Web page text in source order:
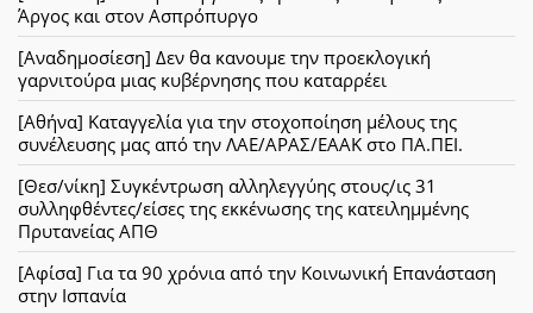
Άργος και στον Ασπρόπυργο
[Αναδημοσίεση] Δεν θα κανουμε την προεκλογική
γαρνιτούρα μιας κυβέρνησης που καταρρέει
[Αθήνα] Καταγγελία για την στοχοποίηση μέλους της
συνέλευσης μας από την ΛΑΕ/ΑΡΑΣ/ΕΑΑΚ στο ΠΑ.ΠΕΙ.
[Θεσ/νίκη] Συγκέντρωση αλληλεγγύης στους/ις 31
συλληφθέντες/είσες της εκκένωσης της κατειλημμένης
Πρυτανείας ΑΠΘ
[Αφίσα] Για τα 90 χρόνια από την Κοινωνική Επανάσταση
στην Ισπανία